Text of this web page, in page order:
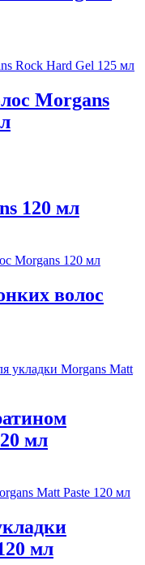
Morgans
120 мл
волос
мл
мл